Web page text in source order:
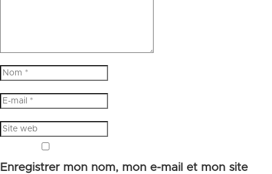
Enregistrer mon nom, mon e-mail et mon site